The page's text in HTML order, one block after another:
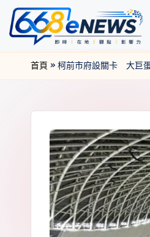
首頁 » 柯前市府設關卡 大巨